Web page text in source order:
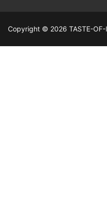
Copyright © 2026 TASTE-OF-